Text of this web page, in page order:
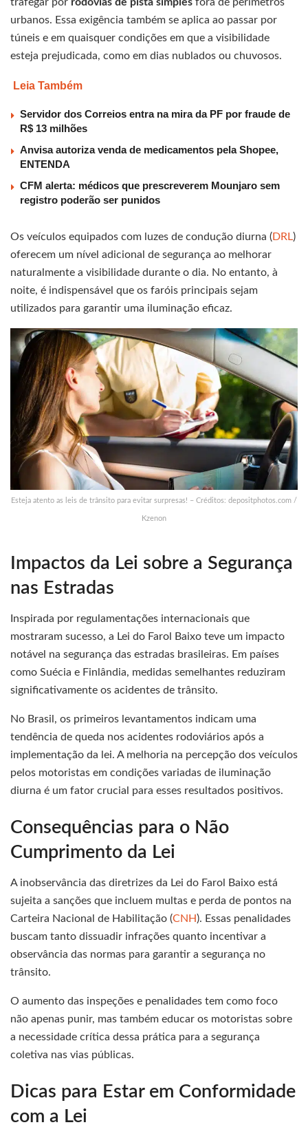
urbanos. Essa exigência também se aplica ao passar por
túneis e em quaisquer condições em que a visibilidade
esteja prejudicada, como em dias nublados ou chuvosos.
Leia Também
Servidor dos Correios entra na mira da PF por fraude de
R$ 13 milhões
Anvisa autoriza venda de medicamentos pela Shopee,
ENTENDA
CFM alerta: médicos que prescreverem Mounjaro sem
registro poderão ser punidos
Os veículos equipados com luzes de condução diurna (DRL)
oferecem um nível adicional de segurança ao melhorar
naturalmente a visibilidade durante o dia. No entanto, à
noite, é indispensável que os faróis principais sejam
utilizados para garantir uma iluminação eficaz.
Esteja atento as leis de trânsito para evitar surpresas! – Créditos: depositphotos.com /
Kzenon
Impactos da Lei sobre a Segurança
nas Estradas
Inspirada por regulamentações internacionais que
mostraram sucesso, a Lei do Farol Baixo teve um impacto
notável na segurança das estradas brasileiras. Em países
como Suécia e Finlândia, medidas semelhantes reduziram
significativamente os acidentes de trânsito.
No Brasil, os primeiros levantamentos indicam uma
tendência de queda nos acidentes rodoviários após a
implementação da lei. A melhoria na percepção dos veículos
pelos motoristas em condições variadas de iluminação
diurna é um fator crucial para esses resultados positivos.
Consequências para o Não
Cumprimento da Lei
A inobservância das diretrizes da Lei do Farol Baixo está
sujeita a sanções que incluem multas e perda de pontos na
Carteira Nacional de Habilitação (CNH). Essas penalidades
buscam tanto dissuadir infrações quanto incentivar a
observância das normas para garantir a segurança no
trânsito.
O aumento das inspeções e penalidades tem como foco
não apenas punir, mas também educar os motoristas sobre
a necessidade crítica dessa prática para a segurança
coletiva nas vias públicas.
Dicas para Estar em Conformidade
com a Lei